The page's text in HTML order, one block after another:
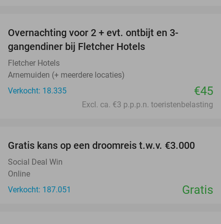
Overnachting voor 2 + evt. ontbijt en 3-
gangendiner bij Fletcher Hotels
Fletcher Hotels
Arnemuiden (+ meerdere locaties)
Verkocht: 18.335
€45
Excl. ca. €3 p.p.p.n. toeristenbelasting
Gratis kans op een droomreis t.w.v. €3.000
Social Deal Win
Online
Verkocht: 187.051
Gratis